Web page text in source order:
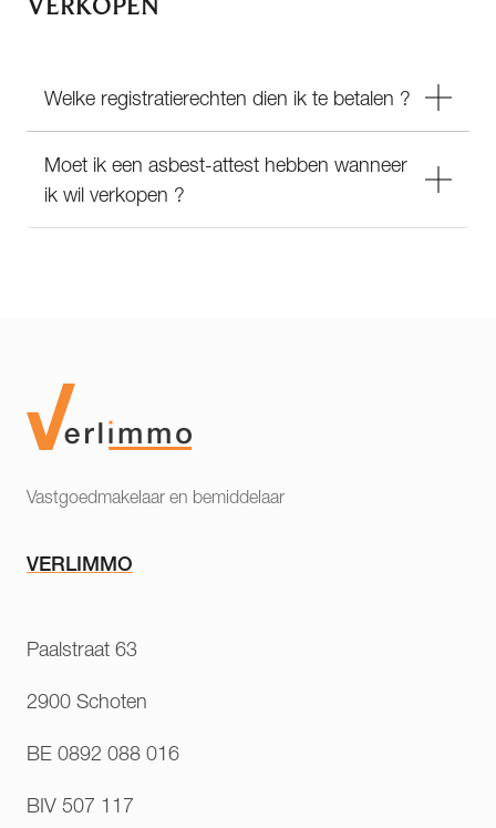
Welke registratierechten dien ik te betalen ?
Moet ik een asbest-attest hebben wanneer
ik wil verkopen ?
Vastgoedmakelaar en bemiddelaar
VERLIMMO
Paalstraat 63
2900 Schoten
BE 0892 088 016
BIV 507 117